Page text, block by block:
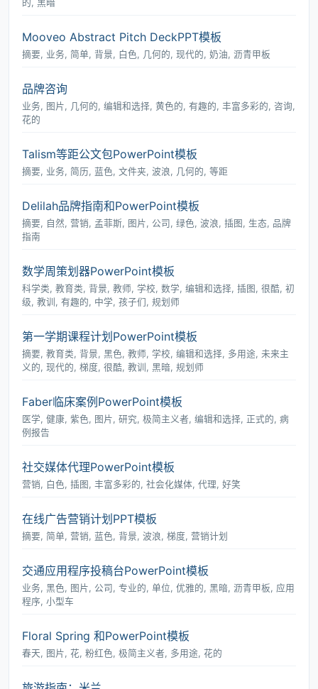
的, 黑暗
Mooveo Abstract Pitch DeckPPT模板
摘要, 业务, 简单, 背景, 白色, 几何的, 现代的, 奶油, 沥青甲板
品牌咨询
业务, 图片, 几何的, 编辑和选择, 黄色的, 有趣的, 丰富多彩的, 咨询,
花的
Talism等距公文包PowerPoint模板
摘要, 业务, 简历, 蓝色, 文件夹, 波浪, 几何的, 等距
Delilah品牌指南和PowerPoint模板
摘要, 自然, 营销, 孟菲斯, 图片, 公司, 绿色, 波浪, 插图, 生态, 品牌
指南
数学周策划器PowerPoint模板
科学类, 教育类, 背景, 教师, 学校, 数学, 编辑和选择, 插图, 很酷, 初
级, 教训, 有趣的, 中学, 孩子们, 规划师
第一学期课程计划PowerPoint模板
摘要, 教育类, 背景, 黑色, 教师, 学校, 编辑和选择, 多用途, 未来主
义的, 现代的, 梯度, 很酷, 教训, 黑暗, 规划师
Faber临床案例PowerPoint模板
医学, 健康, 紫色, 图片, 研究, 极简主义者, 编辑和选择, 正式的, 病
例报告
社交媒体代理PowerPoint模板
营销, 白色, 插图, 丰富多彩的, 社会化媒体, 代理, 好笑
在线广告营销计划PPT模板
摘要, 简单, 营销, 蓝色, 背景, 波浪, 梯度, 营销计划
交通应用程序投稿台PowerPoint模板
业务, 黑色, 图片, 公司, 专业的, 单位, 优雅的, 黑暗, 沥青甲板, 应用
程序, 小型车
Floral Spring 和PowerPoint模板
春天, 图片, 花, 粉红色, 极简主义者, 多用途, 花的